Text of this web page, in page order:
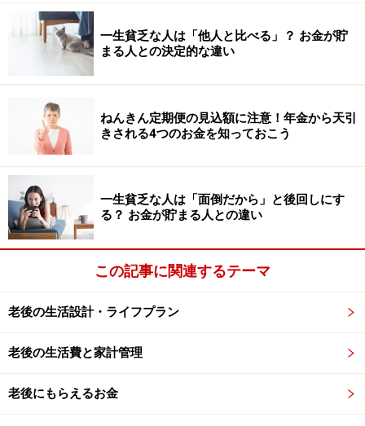
この年齢であれば、貯蓄額が500万円あれば良いので
は？」という人もあります。しかし、日本人の平均寿命
は、厚生労働省の「令和４年簡易生命表」
性81.05歳、女性87.09歳となっています。
また、主な年齢の平均余命をみると、男性70歳時の平均
余命は15.56年、女性70歳時の平均余命は19.89年。まだ
まだ先は長く、500万円の貯蓄では心もとないといえる
のではないでしょうか。さらに、70歳以降になると、健
康面でも問題が発生します。
一生貧乏な人は「他人と比べる」？ お金が貯
まる人との決定的な違い
ねんきん定期便の見込額に注意！年金から天引
きされる4つのお金を知っておこう
一生貧乏な人は「面倒だから」と後回しにす
る？ お金が貯まる人との違い
この記事に関連するテーマ
老後の生活設計・ライフプラン
老後の生活費と家計管理
老後にもらえるお金